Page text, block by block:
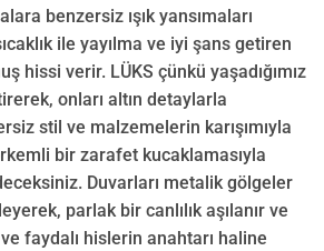
benzersiz ışık yansımaları
ile yayılma ve iyi şans getiren
hissi verir. LÜKS çünkü yaşadığımız
onları altın detaylarla
stil ve malzemelerin karışımıyla
bir zarafet kucaklamasıyla
Duvarları metalik gölgeler
parlak bir canlılık aşılanır ve
faydalı hislerin anahtarı haline